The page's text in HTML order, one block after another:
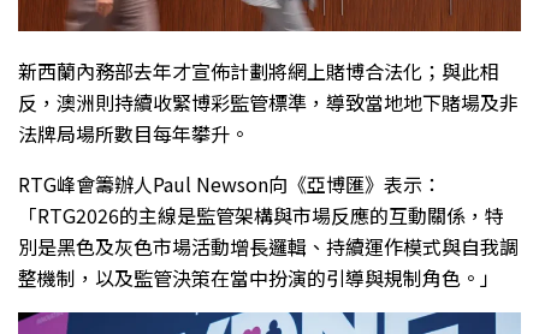
新西蘭內務部去年才宣佈計劃將網上賭博合法化；與此相
反，澳洲則持續收緊博彩監管標準，導致當地地下賭場及非
法牌局場所數目每年攀升。
RTG峰會籌辦人Paul Newson向《亞博匯》表示：
「RTG2026的主線是監管架構與市場反應的互動關係，特
別是黑色及灰色市場活動增長邏輯、持續運作模式與自我調
整機制，以及監管決策在當中扮演的引導與規制角色。」